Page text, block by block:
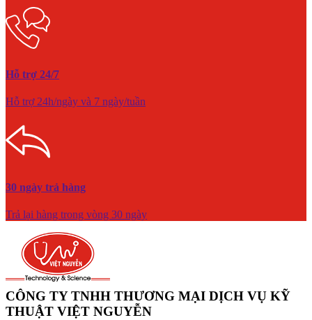
Hỗ trợ 24/7
Hỗ trợ 24h/ngày và 7 ngày/tuần
30 ngày trả hàng
Trả lại hàng trong vòng 30 ngày
CÔNG TY TNHH THƯƠNG MẠI DỊCH VỤ KỸ
THUẬT VIỆT NGUYỄN